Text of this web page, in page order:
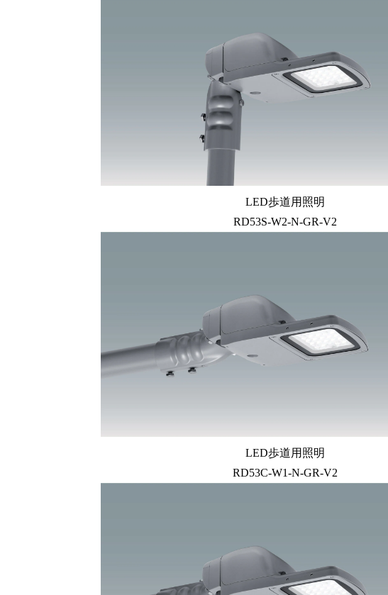
LED歩道用照明
RD53S-W2-N-GR-V2
LED歩道用照明
RD53C-W1-N-GR-V2